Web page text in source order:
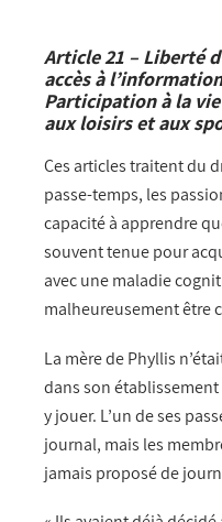
Article 21 – Liberté
accès à
Participation à la
aux loisirs et aux
Ces articles traitent du
passe-temps, les
capacité à apprendre
souvent tenue pour
avec une maladie
malheureusement être
La mère de Phyllis
dans son
y jouer. L’un de ses
journal, mais les
jamais proposé de